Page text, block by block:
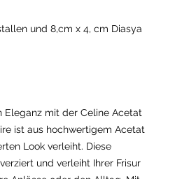
und 8,cm x 4, cm Diasya
Eleganz mit der Celine Acetat
ist aus hochwertigem Acetat
Look verleiht. Diese
und verleiht Ihrer Frisur